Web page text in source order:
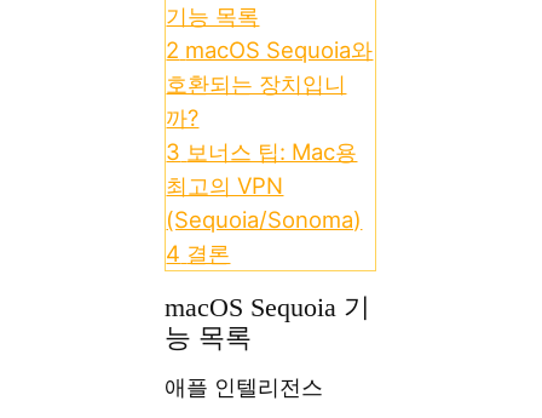
기능 목록
2 macOS Sequoia와
호환되는 장치입니
까?
3 보너스 팁: Mac용
최고의 VPN
(Sequoia/Sonoma)
4 결론
macOS Sequoia 기
능 목록
애플 인텔리전스